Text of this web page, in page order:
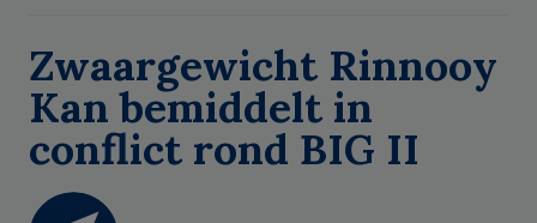
Zwaargewicht Rinnooy
Kan bemiddelt in
conflict rond BIG II